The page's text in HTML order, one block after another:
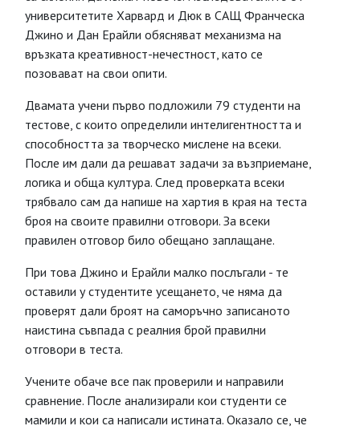
университетите Харвард и Дюк в САЩ Франческа
Джино и Дан Ерайли обясняват механизма на
връзката креативност-нечестност, като се
позовават на свои опити.
Двамата учени първо подложили 79 студенти на
тестове, с които определили интелигентността и
способността за творческо мислене на всеки.
После им дали да решават задачи за възприемане,
логика и обща култура. След проверката всеки
трябвало сам да напише на хартия в края на теста
броя на своите правилни отговори. За всеки
правилен отговор било обещано заплащане.
При това Джино и Ерайли малко послъгали - те
оставили у студентите усещането, че няма да
проверят дали броят на саморъчно записаното
наистина съвпада с реалния брой правилни
отговори в теста.
Учените обаче все пак проверили и направили
сравнение. После анализирали кои студенти се
мамили и кои са написали истината. Оказало се, че